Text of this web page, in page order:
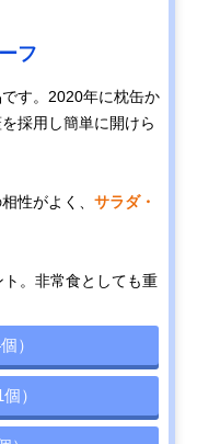
フ
す。2020年に枕缶か
採用し簡単に開けら
性がよく、 サラダ・
。非常食としても重
）
）